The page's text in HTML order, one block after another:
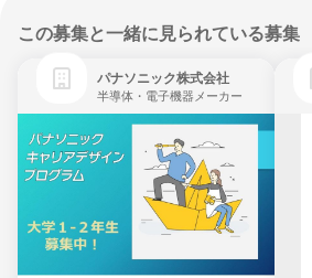
この募集と一緒に見られている募集
パナソニック株式会社
半導体・電子機器メーカー